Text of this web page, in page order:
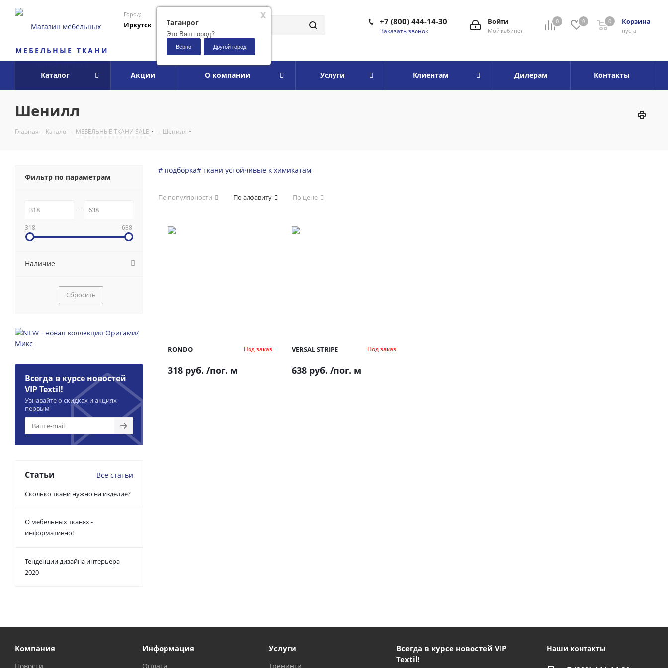
МЕБЕЛЬНЫЕ ТКАНИ
Город:
Иркутск 0 0 Корзина
пуста
0
Войти
Мой кабинет
+7 (800) 444-14-30
Заказать звонок
Каталог Акции О компании Услуги Клиентам Дилерам Контакты
x
Таганрог
Это Ваш город?
Верно Другой город
Шенилл
Главная - Каталог - МЕБЕЛЬНЫЕ ТКАНИ SALE - Шенилл
# подборка# ткани устойчивые к химикатам
По популярности По алфавиту По цене
RONDO Под заказ
318 руб. /пог. м
VERSAL STRIPE Под заказ
638 руб. /пог. м
Фильтр по параметрам
318 638
Наличие
Сбросить
Всегда в курсе новостей
VIP Textil!
Узнавайте о скидках и акциях
первым
Статьи Все статьи
Сколько ткани нужно на изделие?
О мебельных тканях -
информативно!
Тенденции дизайна интерьера -
2020
Компания
Новости
Информация
Оплата
Услуги
Тренинги
Всегда в курсе новостей VIP
Textil!
Наши контакты